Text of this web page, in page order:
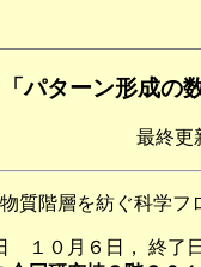
「パターン形成
最終更
質階層を紡ぐ科学
１０月６日， 終